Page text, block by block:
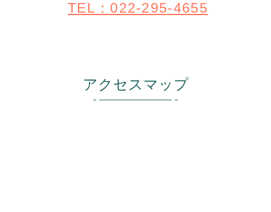
TEL：022-295-4655
アクセスマップ